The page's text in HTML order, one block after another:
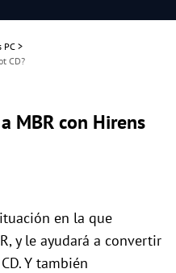
PC >
CD?
MBR con Hirens
en la que
y le ayudará a convertir
Y también